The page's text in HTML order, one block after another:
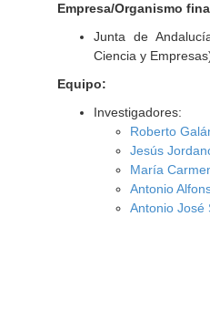
Empresa/Organismo
Junta de
Ciencia y
Equipo:
Investigadores:
Roberto
Jesús
María
Antonio
Antonio José